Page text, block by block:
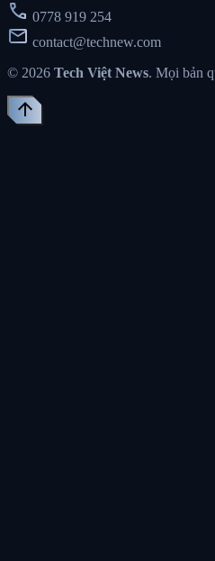
call 0778 919 254
mail contact@technew.com
© 2026 Tech Việt News. Mọi bản
arrow_upward